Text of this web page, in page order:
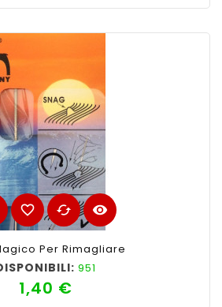
favorite_border cached visibility
Per Rimagliare
951
1,40 €